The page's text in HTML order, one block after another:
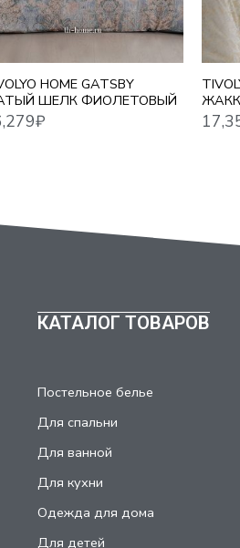
HOME GATSBY
ШЕЛК ФИОЛЕТОВЫЙ
КАТАЛОГ ТОВАРОВ
Постельное белье
Для спальни
Для ванной
Для кухни
Одежда для дома
Для детей